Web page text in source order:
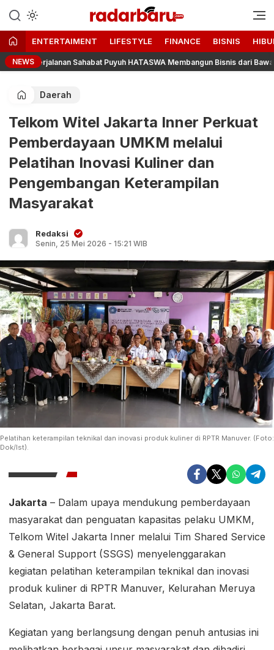
radarbaru.com
Informasi Berita Terbaru dan
Terkini Hari Ini
ENTERTAIMENT LIFESTYLE FINANCE BISNIS
NEWS Sahabat Puyuh HATASWA Membangun Bisnis dari Bawah
Daerah
Telkom Witel Jakarta Inner Perkuat
Pemberdayaan UMKM melalui
Pelatihan Inovasi Kuliner dan
Pengembangan Keterampilan
Masyarakat
Redaksi
Senin, 25 Mei 2026 - 15:21 WIB
Pelatihan keterampilan teknikal dan inovasi produk kuliner di RPTR Manuver. (Foto:
Dok/Ist).
Jakarta – Dalam upaya mendukung pemberdayaan
masyarakat dan penguatan kapasitas pelaku UMKM,
Telkom Witel Jakarta Inner melalui Tim Shared Service
& General Support (SSGS) menyelenggarakan
kegiatan pelatihan keterampilan teknikal dan inovasi
produk kuliner di RPTR Manuver, Kelurahan Meruya
Selatan, Jakarta Barat.
Kegiatan yang berlangsung dengan penuh antusias ini